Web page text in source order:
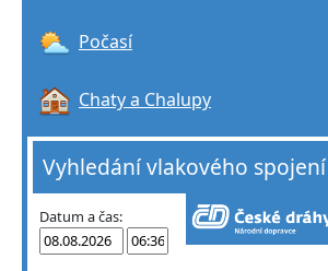
Počasí
Chaty a Chalupy
Vyhledání vlakového spojení
Datum a čas: